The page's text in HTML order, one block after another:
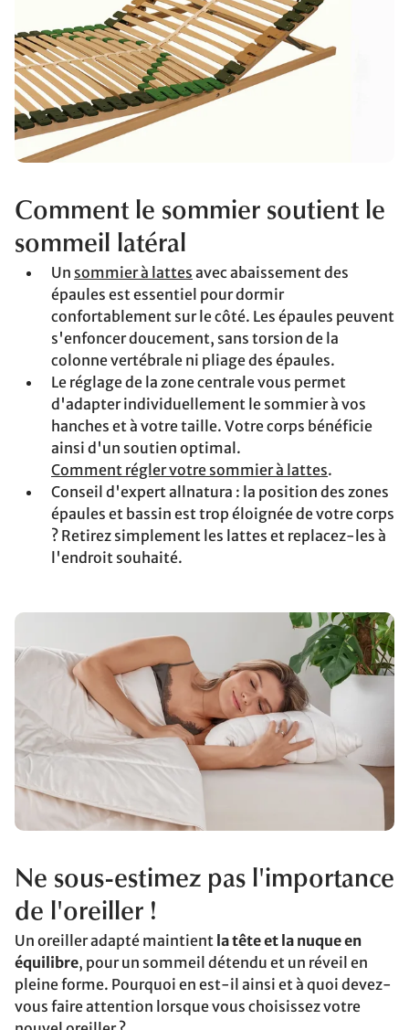
Comment le sommier soutient le
sommeil latéral
Un sommier à lattes avec abaissement des
épaules est essentiel pour dormir
confortablement sur le côté. Les épaules peuvent
s'enfoncer doucement, sans torsion de la
colonne vertébrale ni pliage des épaules.
Le réglage de la zone centrale vous permet
d'adapter individuellement le sommier à vos
hanches et à votre taille. Votre corps bénéficie
ainsi d'un soutien optimal.
Comment régler votre sommier à lattes.
Conseil d'expert allnatura : la position des zones
épaules et bassin est trop éloignée de votre corps
? Retirez simplement les lattes et replacez-les à
l'endroit souhaité.
Ne sous-estimez pas l'importance
de l'oreiller !
Un oreiller adapté maintient la tête et la nuque en
équilibre, pour un sommeil détendu et un réveil en
pleine forme. Pourquoi en est-il ainsi et à quoi devez-
vous faire attention lorsque vous choisissez votre